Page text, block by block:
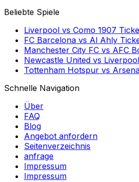
Beliebte Spiele
Liverpool vs Como 1907
FC Barcelona vs Al Ahly
Manchester City FC vs AFC
Newcastle United vs Liverpool
Tottenham Hotspur vs
Schnelle Navigation
Über
FAQ
Blog
Angebot anfordern
Seitenverzeichnis
anfrage
Impressum
Impressum